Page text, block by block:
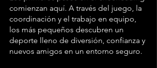
comienzan aquí. A través del juego, la
coordinación y el trabajo en equipo,
los más pequeños descubren un
deporte lleno de diversión, confianza y
nuevos amigos en un entorno seguro.